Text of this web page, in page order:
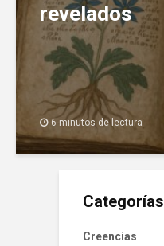
revelados
6 minutos de lectura
Categorías
Creencias